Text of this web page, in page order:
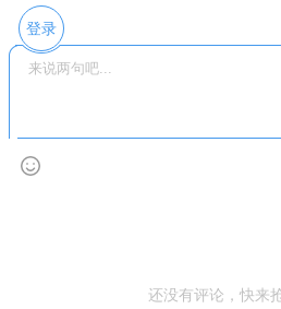
登录
还没有评论，快来